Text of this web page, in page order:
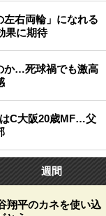
右両輪」になれる
果に期待
か…死球禍でも激高
C大阪20歳MF…父
週間
翔平のカネを使い込